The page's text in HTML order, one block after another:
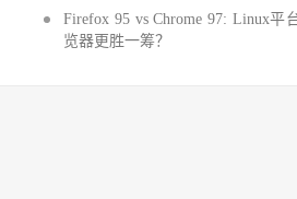
Firefox 95 vs Chrome 97: Linux平
览器更胜一筹？